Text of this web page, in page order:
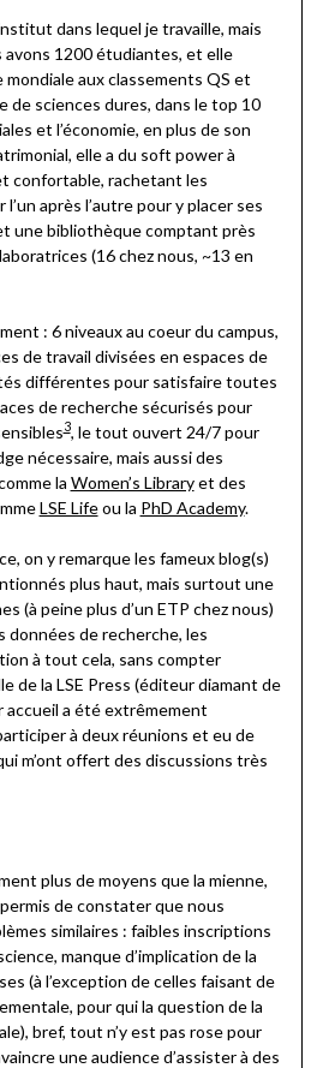
dans lequel je travaille, mais
avons 1200 étudiantes, et elle
mondiale aux classements QS et
de sciences dures, dans le top 10
et l’économie, en plus de son
elle a du soft power à
confortable, rachetant les
après l’autre pour y placer ses
une bibliothèque comptant près
(16 chez nous, ~13 en
: 6 niveaux au coeur du campus,
de travail divisées en espaces de
différentes pour satisfaire toutes
de recherche sécurisés pour
3, le tout ouvert 24/7 pour
nécessaire, mais aussi des
la Women’s Libraryet des
LSE Lifeou la PhD Academy.
on y remarque les fameux blog(s)
plus haut, mais surtout une
(à peine plus d’un ETP chez nous)
données de recherche, les
à tout cela, sans compter
de la LSE Press (éditeur diamant de
accueil a été extrêmement
à deux réunions et eu de
m’ont offert des discussions très
plus de moyens que la mienne,
de constater que nous
similaires : faibles inscriptions
manque d’implication de la
(à l’exception de celles faisant de
pour qui la question de la
bref, tout n’y est pas rose pour
une audience d’assister à des